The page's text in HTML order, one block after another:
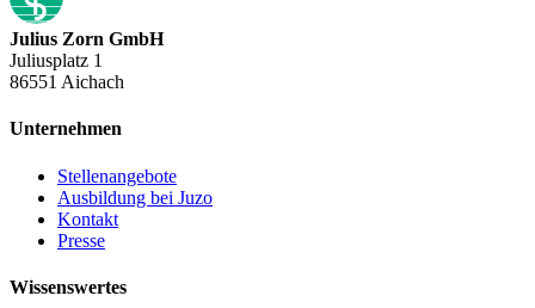
Julius Zorn GmbH
Juliusplatz 1
86551 Aichach
Unternehmen
Stellenangebote
Ausbildung bei Juzo
Kontakt
Presse
Wissenswertes